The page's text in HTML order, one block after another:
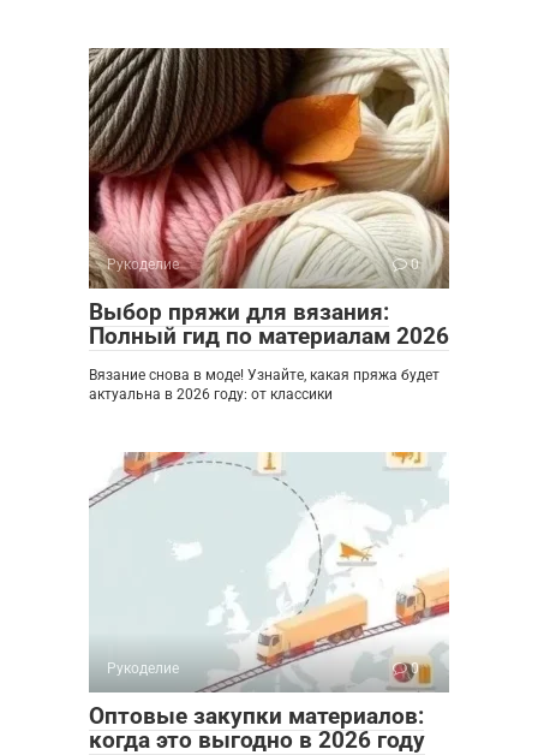
Рукоделие 0
Выбор пряжи для вязания:
Полный гид по материалам 2026
Вязание снова в моде! Узнайте, какая пряжа будет
актуальна в 2026 году: от классики
Рукоделие 0
Оптовые закупки материалов:
когда это выгодно в 2026 году